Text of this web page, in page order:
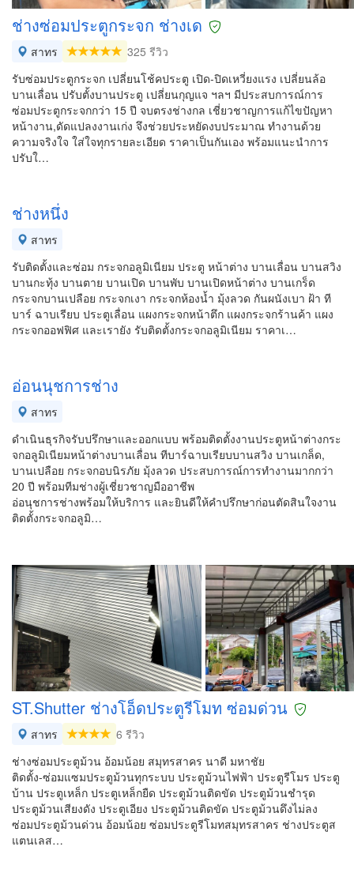
ช่างซ่อมประตูกระจก ช่างเด
สาทร
325 รีวิว
รับซ่อมประตูกระจก เปลี่ยนโช้คประตู เปิด-ปิดเหวี่ยงแรง เปลี่ยนล้อ
บานเลื่อน ปรับตั้งบานประตู เปลี่ยนกุญแจ ฯลฯ มีประสบการณ์การ
ซ่อมประตูกระจกกว่า 15 ปี จบตรงช่างกล เชี่ยวชาญการแก้ไขปัญหา
หน้างาน,ดัดแปลงงานเก่ง จึงช่วยประหยัดงบประมาณ ทำงานด้วย
ความจริงใจ ใส่ใจทุกรายละเอียด ราคาเป็นกันเอง พร้อมแนะนำการ
ปรับใ…
ช่างหนึ่ง
สาทร
รับติดตั้งและซ่อม กระจกอลูมิเนียม ประตู หน้าต่าง บานเลื่อน บานสวิง
บานกะทุ้ง บานตาย บานเปิด บานพับ บานเปิดหน้าต่าง บานเกร็ด
กระจกบานเปลือย กระจกเงา กระจกห้องน้ำ มุ้งลวด กันผนังเบา ฝ้า ที
บาร์ ฉาบเรียบ ประตูเลื่อน แผงกระจกหน้าตึก แผงกระจกร้านค้า แผง
กระจกออฟฟิศ และเรายัง รับติดตั้งกระจกอลูมิเนียม ราคาเ…
อ่อนนุชการช่าง
สาทร
ดำเนินธุรกิจรับปรึกษาและออกแบบ พร้อมติดตั้งงานประตูหน้าต่างกระ
จกอลูมิเนียมหน้าต่างบานเลื่อน ทีบาร์ฉาบเรียบบานสวิง บานเกล็ด,
บานเปลือย กระจกอบนิรภัย มุ้งลวด ประสบการณ์การทำงานมากกว่า
20 ปี พร้อมทีมช่างผู้เชี่ยวชาญมืออาชีพ
อ่อนุชการช่างพร้อมให้บริการ และยินดีให้คำปรึกษาก่อนตัดสินใจงาน
ติดตั้งกระจกอลูมิ…
ST.Shutter ช่างโอ็ดประตูรีโมท ซ่อมด่วน
สาทร
6 รีวิว
ช่างซ่อมประตูม้วน อ้อมน้อย สมุทรสาคร นาดี มหาชัย
ติดตั้ง-ซ่อมแซมประตูม้วนทุกระบบ ประตูม้วนไฟฟ้า ประตูรีโมร ประตู
บ้าน ประตูเหล็ก ประตูเหล็กยืด ประตูม้วนติดขัด ประตูม้วนชำรุด
ประตูม้วนเสียงดัง ประตูเอียง ประตูม้วนติดขัด ประตูม้วนดึงไม่ลง
ซ่อมประตูม้วนด่วน อ้อมน้อย ซ่อมประตูรีโมทสมุทรสาคร ช่างประตูส
แตนเลส…